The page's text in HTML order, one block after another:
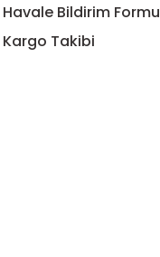
Havale Bildirim Formu
Kargo Takibi